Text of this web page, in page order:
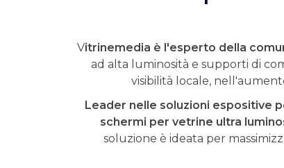
Vitrinemedia è l'esperto della
ad alta luminosità e supporti di
visibilità locale,
Leader nelle soluzioni espositive
schermi per vetrine ultra
soluzione è ideata per